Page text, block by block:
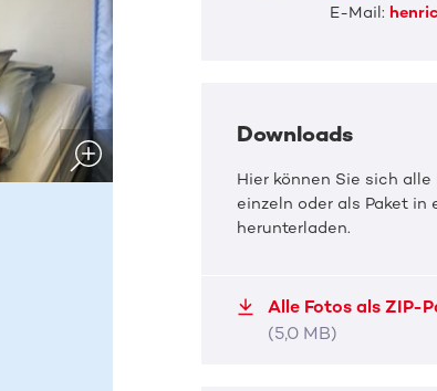
DKMS Pressefoto
E-Mail:
Downloads
Hier können Sie sich
einzeln oder als Paket in
herunterladen.
Alle Fotos als ZIP-
(5,0 MB)